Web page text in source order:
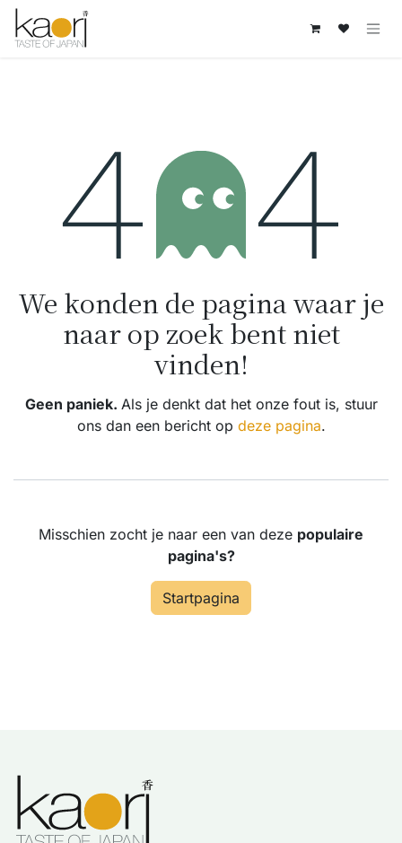
Overslaan naar inhoud
Fout 404
We konden de pagina waar je
naar op zoek bent niet
vinden!
Geen paniek. Als je denkt dat het onze fout is, stuur
ons dan een bericht op deze pagina.
Misschien zocht je naar een van deze populaire
pagina's?
Startpagina